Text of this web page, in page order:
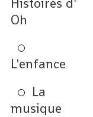
Oh
L'enfance
La
musique